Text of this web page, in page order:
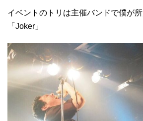
イベントのトリは主催バンドで僕が
「Joker」